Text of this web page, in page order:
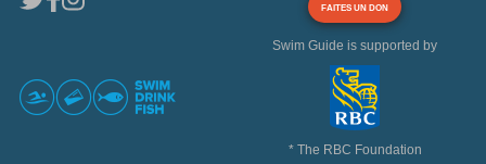
FAITES UN DON
Swim Guide is supported by
* The RBC Foundation